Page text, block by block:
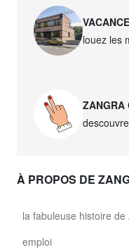
louez les
ZANGRA
À PROPOS DE
la fabuleuse histoire de
emploi